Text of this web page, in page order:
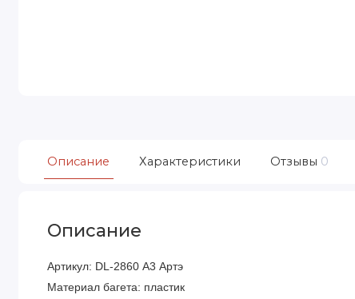
Описание Характеристики Отзывы 0
Описание
Артикул: DL-2860 А3 Артэ
Материал багета: пластик